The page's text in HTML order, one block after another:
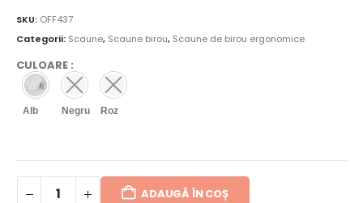
SKU: OFF437
Categorii: Scaune, Scaune birou, Scaune de birou ergonomice
CULOARE :
Alb Negru Roz
ADAUGĂ ÎN COȘ